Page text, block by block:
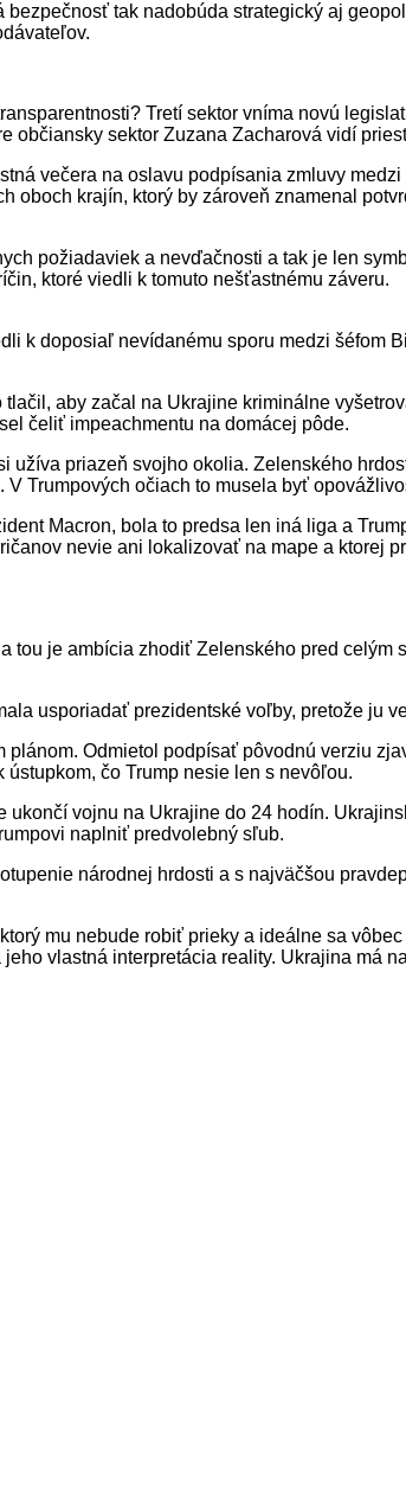
tak nadobúda strategický aj
Tretí sektor vníma novú
občiansky sektor Zuzana Zacharová vidí
večera na oslavu podpísania zmluvy
oboch krajín, ktorý by zároveň znamenal
požiadaviek a nevďačnosti a tak je len
ktoré viedli k tomuto nešťastnému záveru.
k doposiaľ nevídanému sporu medzi šéfom
aby začal na Ukrajine kriminálne
čeliť impeachmentu na domácej pôde.
priazeň svojho okolia. Zelenského
Trumpových očiach to musela byť
Macron, bola to predsa len iná liga a
nevie ani lokalizovať na mape a ktorej
je ambícia zhodiť Zelenského pred
usporiadať prezidentské voľby, pretože ju
Odmietol podpísať pôvodnú verziu
čo Trump nesie len s nevôľou.
vojnu na Ukrajine do 24 hodín.
naplniť predvolebný sľub.
národnej hrdosti a s najväčšou
mu nebude robiť prieky a ideálne sa
vlastná interpretácia reality. Ukrajina má